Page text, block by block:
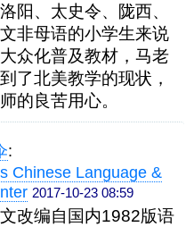
阳、太史令、陇西、
非母语的小学生来说
众化普及教材，马老
了北美教学的现状，
的良苦用心。
:
Chinese Language &
2017-10-23 08:59
改编自国内1982版语